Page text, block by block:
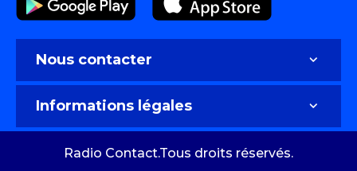
Nous contacter
Faire de la publicité sur Radio Contact
Informations légales
Radio Contact.Tous droits réservés.